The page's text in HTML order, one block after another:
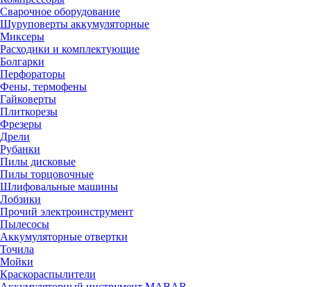
Сварочное оборудование
Шуруповерты аккумуляторные
Миксеры
Расходики и комплектующие
Болгарки
Перфораторы
Фены, термофены
Гайковерты
Плиткорезы
Фрезеры
Дрели
Рубанки
Пилы дисковые
Пилы торцовочные
Шлифовальные машины
Лобзики
Прочий электроинструмент
Пылесосы
Аккумуляторные отвертки
Точила
Мойки
Краскораспылители